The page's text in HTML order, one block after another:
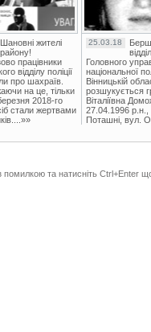
Шановні жителі
району!
працівники
відділу поліції
про шахраїв.
на це, тільки
2018-го
стали жертвами
25.03.18
Головного
національної
Вінницькій
розшукується
Віталіївна
27.04.1996 р.н.,
Поташні, вул.
помилкою та натисніть Ctrl+Enter